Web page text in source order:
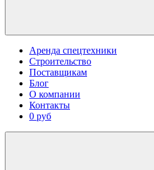
Аренда спецтехники
Строительство
Поставщикам
Блог
О компании
Контакты
0 руб